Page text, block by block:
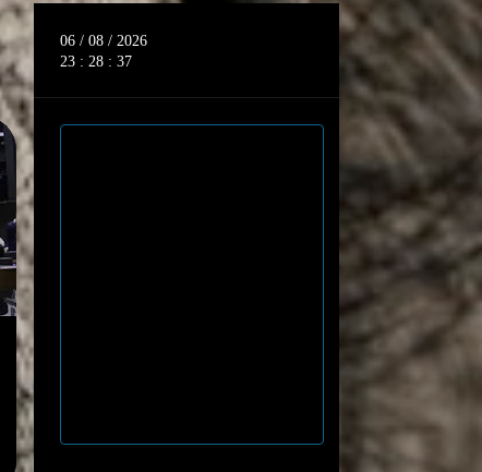
06 / 08 / 2026
23 : 28 : 39